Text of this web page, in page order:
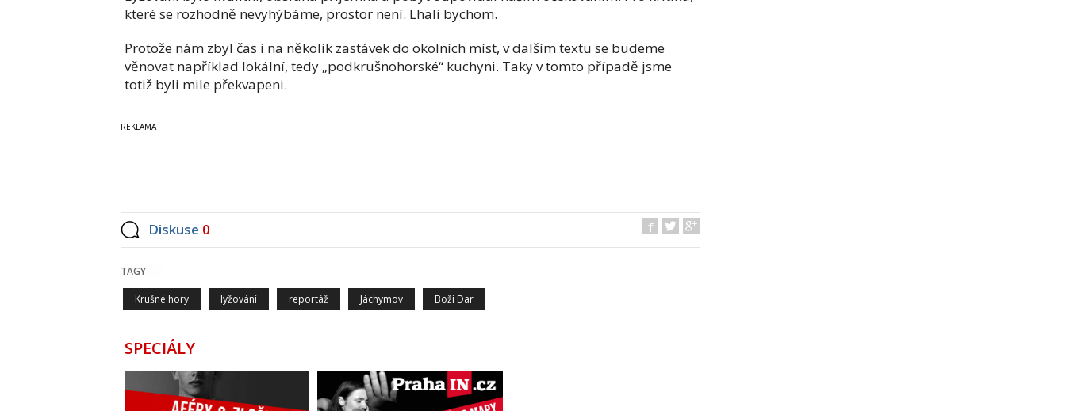
které se rozhodně nevyhýbáme, prostor není. Lhali bychom.
Protože nám zbyl čas i na několik zastávek do okolních míst, v dalším textu se budeme
věnovat například lokální, tedy „podkrušnohorské“ kuchyni. Taky v tomto případě jsme
totiž byli mile překvapeni.
Diskuse 0
TAGY
Krušné hory lyžování reportáž Jáchymov Boží Dar
SPECIÁLY